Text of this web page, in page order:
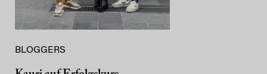
BLOGGERS